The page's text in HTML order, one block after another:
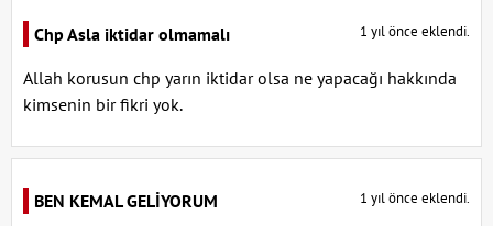
Chp Asla iktidar olmamalı 1 yıl önce eklendi.
Allah korusun chp yarın iktidar olsa ne yapacağı hakkında
kimsenin bir fikri yok.
BEN KEMAL GELİYORUM 1 yıl önce eklendi.